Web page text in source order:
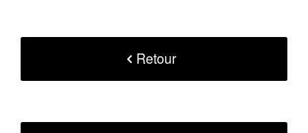
Retour